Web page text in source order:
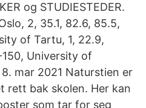
og STUDIESTEDER.
2, 35.1, 82.6, 85.5,
of Tartu, 1, 22.9,
150, University of
mar 2021 Naturstien er
rett bak skolen. Her kan
som tar for seg